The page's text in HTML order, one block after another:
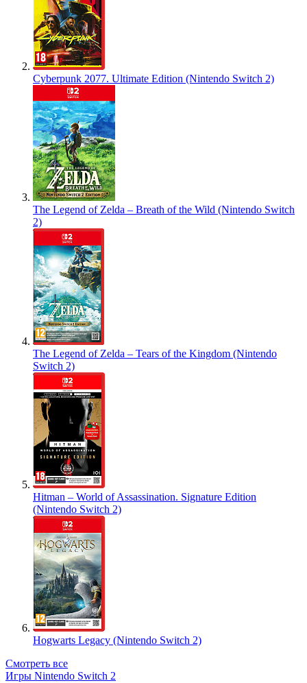
Cyberpunk 2077. Ultimate Edition (Nintendo Switch 2)
The Legend of Zelda – Breath of the Wild (Nintendo Switch
2)
The Legend of Zelda – Tears of the Kingdom (Nintendo
Switch 2)
Hitman – World of Assassination. Signature Edition
(Nintendo Switch 2)
Hogwarts Legacy (Nintendo Switch 2)
Смотреть все
Игры Nintendo Switch 2